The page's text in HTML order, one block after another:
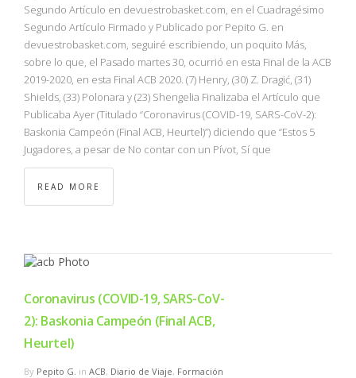
Segundo Artículo en devuestrobasket.com, en el Cuadragésimo
Segundo Artículo Firmado y Publicado por Pepito G. en
devuestrobasket.com, seguiré escribiendo, un poquito Más,
sobre lo que, el Pasado martes 30, ocurrió en esta Final de la ACB
2019-2020, en esta Final ACB 2020. (7) Henry, (30) Z. Dragić, (31)
Shields, (33) Polonara y (23) Shengelia Finalizaba el Artículo que
Publicaba Ayer (Titulado “Coronavirus (COVID-19, SARS-CoV-2):
Baskonia Campeón (Final ACB, Heurtel)”) diciendo que “Estos 5
Jugadores, a pesar de No contar con un Pívot, Sí que
READ MORE
Coronavirus (COVID-19, SARS-CoV-
2): Baskonia Campeón (Final ACB,
Heurtel)
By Pepito G. in ACB, Diario de Viaje, Formación